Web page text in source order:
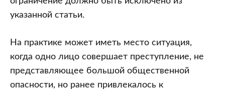
указанной статьи.
На практике может иметь место ситуация,
когда одно лицо совершает преступление, не
представляющее большой общественной
опасности, но ранее привлекалось к